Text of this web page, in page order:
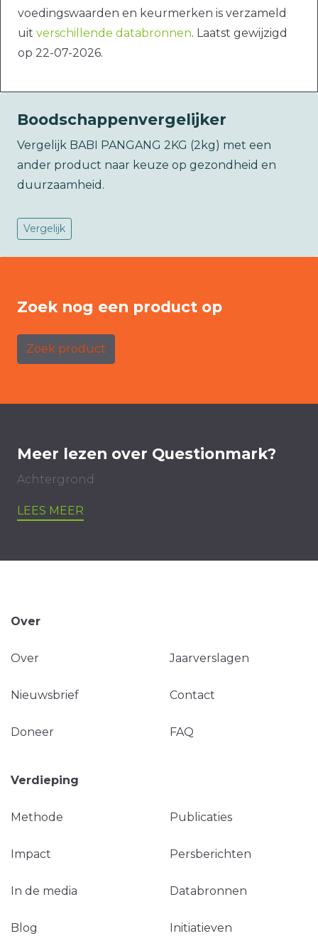
voedingswaarden en keurmerken is verzameld
uit verschillende databronnen. Laatst gewijzigd
op 22-07-2026.
Boodschappenvergelijker
Vergelijk BABI PANGANG 2KG (2kg) met een
ander product naar keuze op gezondheid en
duurzaamheid.
Vergelijk
Zoek nog een product op
Zoek product
Meer lezen over Questionmark?
Achtergrond
LEES MEER
Over
Over Jaarverslagen
Nieuwsbrief Contact
Doneer FAQ
Verdieping
Methode Publicaties
Impact Persberichten
In de media Databronnen
Blog Initiatieven